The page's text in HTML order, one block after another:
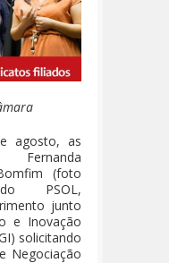
agosto, as
Fernanda
(foto
PSOL,
junto
e Inovação
solicitando
Negociação